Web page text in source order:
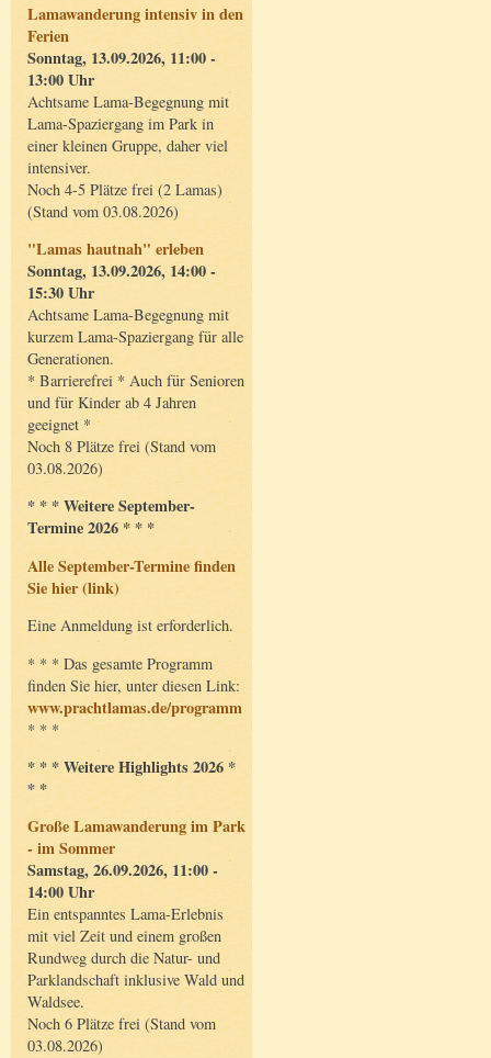
Lamawanderung intensiv in den
Ferien
Sonntag, 13.09.2026, 11:00 -
13:00 Uhr
Achtsame Lama-Begegnung mit
Lama-Spaziergang im Park in
einer kleinen Gruppe, daher viel
intensiver.
Noch 4-5 Plätze frei (2 Lamas)
(Stand vom 03.08.2026)
"Lamas hautnah" erleben
Sonntag, 13.09.2026, 14:00 -
15:30 Uhr
Achtsame Lama-Begegnung mit
kurzem Lama-Spaziergang für alle
Generationen.
* Barrierefrei * Auch für Senioren
und für Kinder ab 4 Jahren
geeignet *
Noch 8 Plätze frei (Stand vom
03.08.2026)
* * * Weitere September-
Termine 2026 * * *
Alle September-Termine finden
Sie hier (link)
Eine Anmeldung ist erforderlich.
* * * Das gesamte Programm
finden Sie hier, unter diesen Link:
www.prachtlamas.de/programm
* * *
* * * Weitere Highlights 2026 *
* *
Große Lamawanderung im Park
- im Sommer
Samstag, 26.09.2026, 11:00 -
14:00 Uhr
Ein entspanntes Lama-Erlebnis
mit viel Zeit und einem großen
Rundweg durch die Natur- und
Parklandschaft inklusive Wald und
Waldsee.
Noch 6 Plätze frei (Stand vom
03.08.2026)